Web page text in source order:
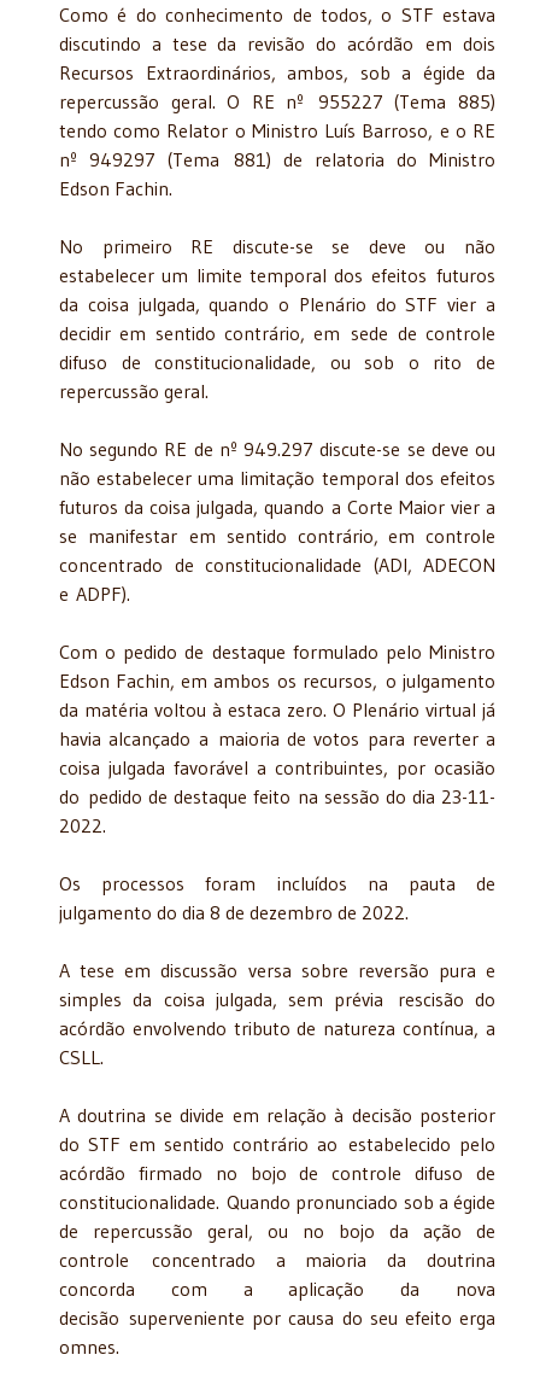
Como é do conhecimento de todos, o STF estava
discutindo a tese da revisão do acórdão em dois
Recursos Extraordinários, ambos, sob a égide da
repercussão geral. O RE nº 955227 (Tema 885)
tendo como Relator o Ministro Luís Barroso, e o RE
nº 949297 (Tema 881) de relatoria do Ministro
Edson Fachin.
No primeiro RE discute-se se deve ou não
estabelecer um limite temporal dos efeitos futuros
da coisa julgada, quando o Plenário do STF vier a
decidir em sentido contrário, em sede de controle
difuso de constitucionalidade, ou sob o rito de
repercussão geral.
No segundo RE de nº 949.297 discute-se se deve ou
não estabelecer uma limitação temporal dos efeitos
futuros da coisa julgada, quando a Corte Maior vier a
se manifestar em sentido contrário, em controle
concentrado de constitucionalidade (ADI, ADECON
e ADPF).
Com o pedido de destaque formulado pelo Ministro
Edson Fachin, em ambos os recursos, o julgamento
da matéria voltou à estaca zero. O Plenário virtual já
havia alcançado a maioria de votos para reverter a
coisa julgada favorável a contribuintes, por ocasião
do pedido de destaque feito na sessão do dia 23-11-
2022.
Os processos foram incluídos na pauta de
julgamento do dia 8 de dezembro de 2022.
A tese em discussão versa sobre reversão pura e
simples da coisa julgada, sem prévia rescisão do
acórdão envolvendo tributo de natureza contínua, a
CSLL.
A doutrina se divide em relação à decisão posterior
do STF em sentido contrário ao estabelecido pelo
acórdão firmado no bojo de controle difuso de
constitucionalidade. Quando pronunciado sob a égide
de repercussão geral, ou no bojo da ação de
controle concentrado a maioria da doutrina
concorda com a aplicação da nova
decisão superveniente por causa do seu efeito erga
omnes.